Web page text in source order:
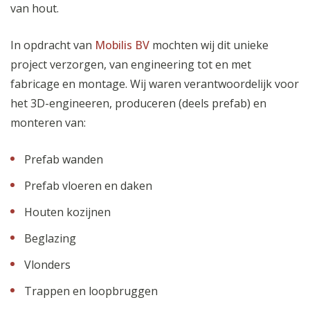
van hout.
In opdracht van Mobilis BV mochten wij dit unieke
project verzorgen, van engineering tot en met
fabricage en montage. Wij waren verantwoordelijk voor
het 3D-engineeren, produceren (deels prefab) en
monteren van:
Prefab wanden
Prefab vloeren en daken
Houten kozijnen
Beglazing
Vlonders
Trappen en loopbruggen